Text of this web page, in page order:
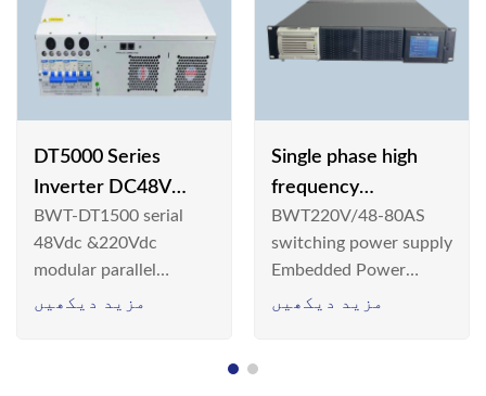
DT5000 Series
Inverter DC48V
AC110V solar
BWT-DT1500 serial
48Vdc &220Vdc
modular parallel
connection inverter is
مزید دیکھیں
Single phase high
frequency
BWT220V/48-80AS
switching power
supply
BWT220V/48-80AS
switching power supply
Embedded Power
System is widely
مزید دیکھیں